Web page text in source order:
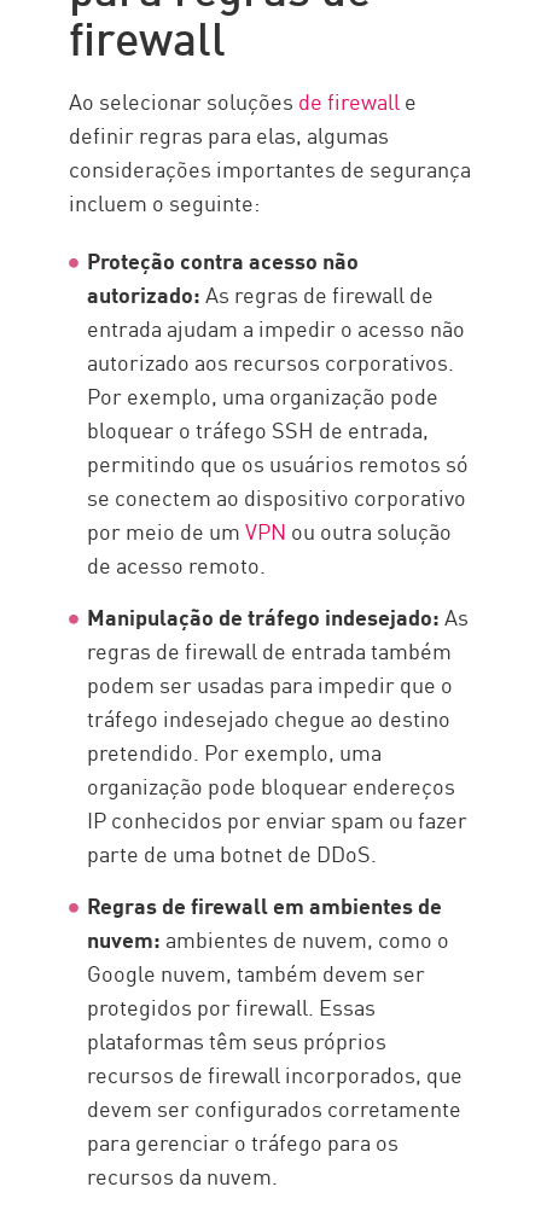
firewall
Ao selecionar soluções de firewalle
definir regras para elas, algumas
considerações importantes de segurança
incluem o seguinte:
Proteção contra acesso não
autorizado:As regras de firewall de
entrada ajudam a impedir o acesso não
autorizado aos recursos corporativos.
Por exemplo, uma organização pode
bloquear o tráfego SSH de entrada,
permitindo que os usuários remotos só
se conectem ao dispositivo corporativo
por meio de umVPN ou outra solução
de acesso remoto.
Manipulação de tráfego indesejado:As
regras de firewall de entrada também
podem ser usadas para impedir que o
tráfego indesejado chegue ao destino
pretendido. Por exemplo, uma
organização pode bloquear endereços
IP conhecidos por enviar spam ou fazer
parte de uma botnet de DDoS.
Regras de firewall em ambientes de
nuvem: ambientes de nuvem, como o
Google nuvem, também devem ser
protegidos por firewall. Essas
plataformas têm seus próprios
recursos de firewall incorporados, que
devem ser configurados corretamente
para gerenciar o tráfego para os
recursos da nuvem.